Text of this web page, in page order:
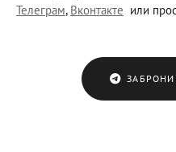
Телеграм, Вконтакте или